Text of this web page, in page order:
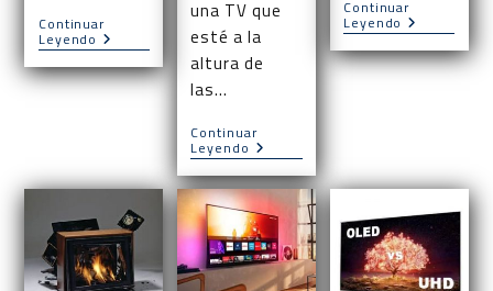
Continuar
Leyendo TV
OLED
Vs
Plasma
una TV que
esté a la
altura de
las…
Continuar
Leyendo ¿Son
Buenas
Las
TV
OLED
Para
Jugar?
Continuar
Leyendo Ventajas
De
Una
TV